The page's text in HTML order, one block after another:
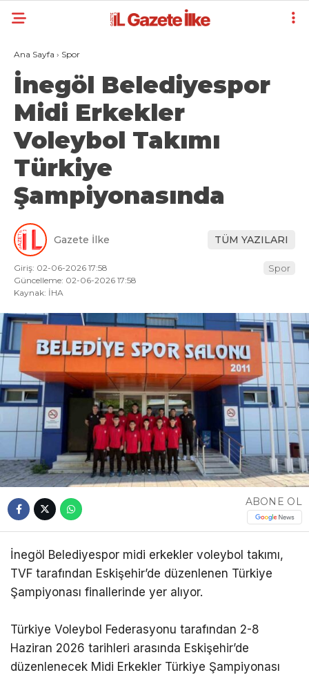
Ana Sayfa › Spor
İnegöl Belediyespor
Midi Erkekler
Voleybol Takımı
Türkiye
Şampiyonasında
Gazete İlke TÜM YAZILARI
Giriş: 02-06-2026 17:58
Güncelleme: 02-06-2026 17:58
Kaynak: İHA
Spor
ABONE OL
İnegöl Belediyespor midi erkekler voleybol takımı,
TVF tarafından Eskişehir’de düzenlenen Türkiye
Şampiyonası finallerinde yer alıyor.
Türkiye Voleybol Federasyonu tarafından 2-8
Haziran 2026 tarihleri arasında Eskişehir’de
düzenlenecek Midi Erkekler Türkiye Şampiyonası